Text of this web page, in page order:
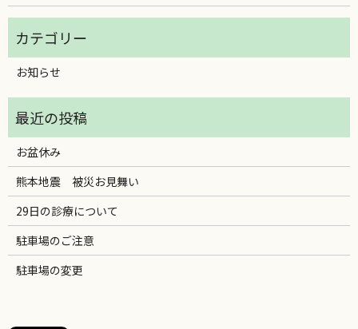
お知らせ
お盆休み
熊本地震 被災お見舞い
29日の診療について
駐車場のご注意
駐車場の変更